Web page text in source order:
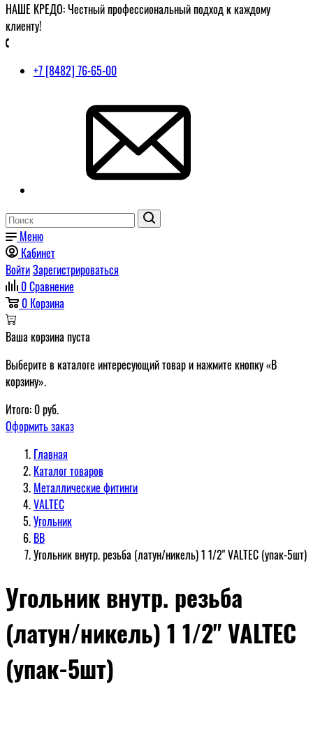
НАШЕ КРЕДО: Честный профессиональный подход к каждому
клиенту!
+7 [8482] 76-65-00
Меню
Кабинет
ВойтиЗарегистрироваться
0Сравнение
0 Корзина
Ваша корзина пуста
Выберите в каталоге интересующий товар и нажмите кнопку «В
корзину».
Итого: 0руб.
Оформить заказ
Главная
Каталог товаров
Металлические фитинги
VALTEC
Угольник
ВВ
Угольник внутр. резьба (латун/никель) 1 1/2" VALTEC (упак-5шт)
Угольник внутр. резьба
(латун/никель) 1 1/2" VALTEC
(упак-5шт)